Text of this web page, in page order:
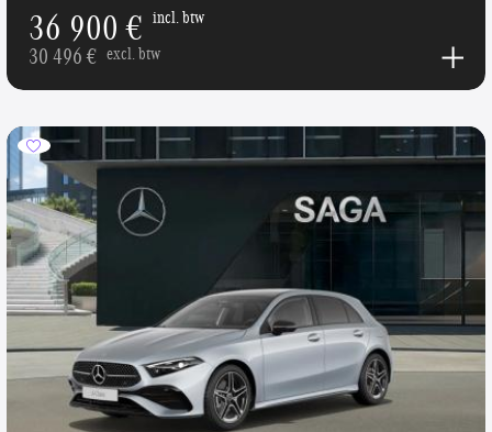
36 900 € incl. btw
30 496 € excl. btw